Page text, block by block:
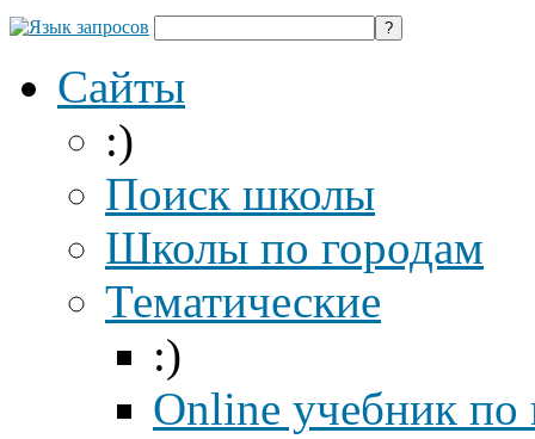
Сайты
:)
Поиск школы
Школы по городам
Тематические
:)
Online учебник по